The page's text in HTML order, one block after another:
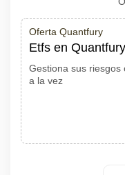
Oferta Quantfury
Etfs en Quantfury
Gestiona sus riesgos
a la vez